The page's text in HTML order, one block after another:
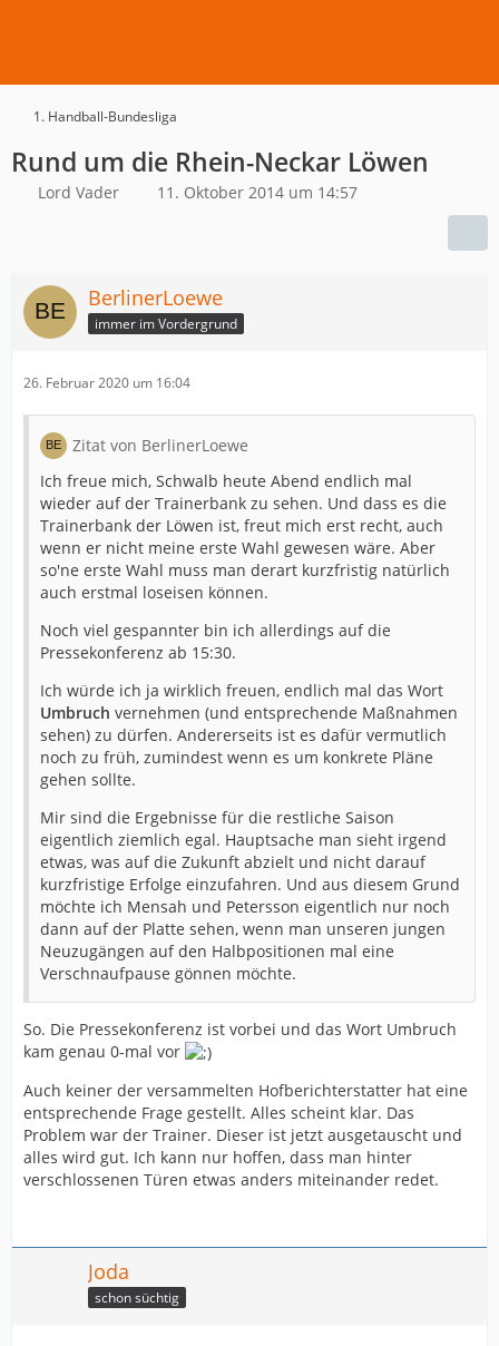
1. Handball-Bundesliga
Rund um die Rhein-Neckar Löwen
Lord Vader 11. Oktober 2014 um 14:57
BerlinerLoewe
immer im Vordergrund
26. Februar 2020 um 16:04
Zitat von BerlinerLoewe
Ich freue mich, Schwalb heute Abend endlich mal
wieder auf der Trainerbank zu sehen. Und dass es die
Trainerbank der Löwen ist, freut mich erst recht, auch
wenn er nicht meine erste Wahl gewesen wäre. Aber
so'ne erste Wahl muss man derart kurzfristig natürlich
auch erstmal loseisen können.
Noch viel gespannter bin ich allerdings auf die
Pressekonferenz ab 15:30.
Ich würde ich ja wirklich freuen, endlich mal das Wort
Umbruch vernehmen (und entsprechende Maßnahmen
sehen) zu dürfen. Andererseits ist es dafür vermutlich
noch zu früh, zumindest wenn es um konkrete Pläne
gehen sollte.
Mir sind die Ergebnisse für die restliche Saison
eigentlich ziemlich egal. Hauptsache man sieht irgend
etwas, was auf die Zukunft abzielt und nicht darauf
kurzfristige Erfolge einzufahren. Und aus diesem Grund
möchte ich Mensah und Petersson eigentlich nur noch
dann auf der Platte sehen, wenn man unseren jungen
Neuzugängen auf den Halbpositionen mal eine
Verschnaufpause gönnen möchte.
So. Die Pressekonferenz ist vorbei und das Wort Umbruch
kam genau 0-mal vor
Auch keiner der versammelten Hofberichterstatter hat eine
entsprechende Frage gestellt. Alles scheint klar. Das
Problem war der Trainer. Dieser ist jetzt ausgetauscht und
alles wird gut. Ich kann nur hoffen, dass man hinter
verschlossenen Türen etwas anders miteinander redet.
Joda
schon süchtig